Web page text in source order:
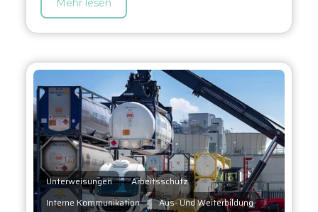
Mehr lesen
Unterweisungen , Arbeitsschutz ,
Interne Kommunikation , Aus- Und Weiterbildung ,